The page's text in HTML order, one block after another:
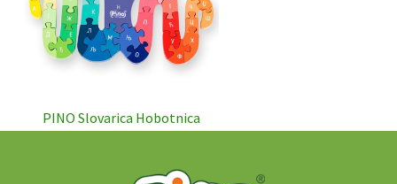
PINO Slovarica Hobotnica